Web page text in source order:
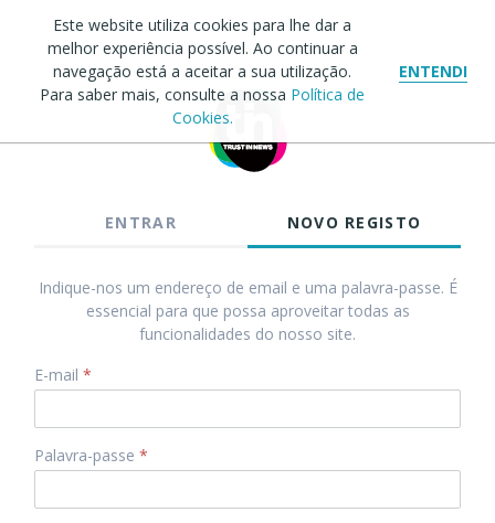
Este website utiliza cookies para lhe dar a
melhor experiência possível. Ao continuar a
navegação está a aceitar a sua utilização.
Para saber mais, consulte a nossa Política de
Cookies.
ENTENDI
ENTRAR NOVO REGISTO
Indique-nos um endereço de email e uma palavra-passe. É
essencial para que possa aproveitar todas as
funcionalidades do nosso site.
E-mail *
Palavra-passe *